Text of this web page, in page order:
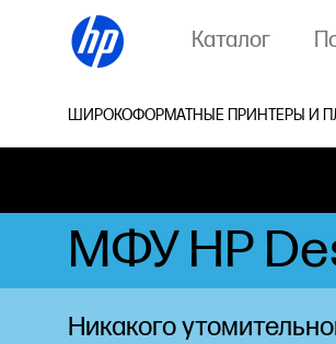
Каталог
ШИРОКОФОРМАТНЫЕ ПРИНТЕРЫ И
МФУ HP
Никакого